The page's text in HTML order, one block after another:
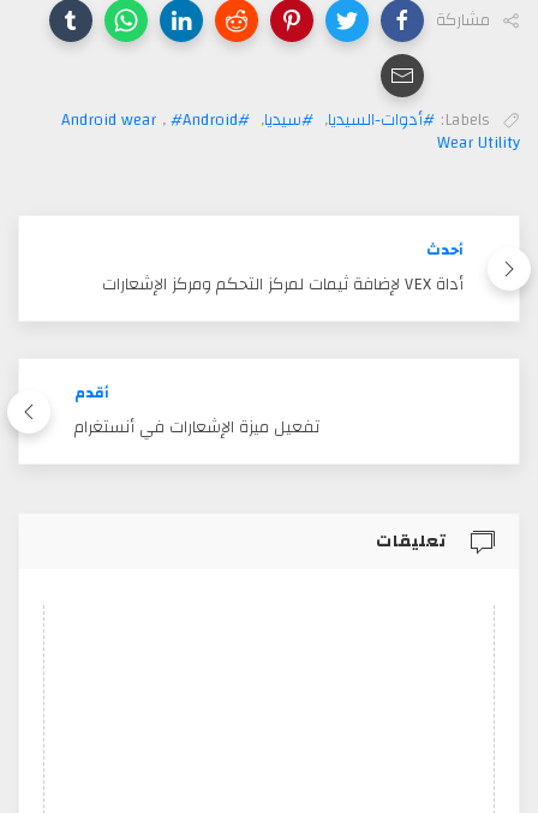
مشاركة
Labels: #أدوات-السيديا, #سيديا,
#Android wear
,#Android
Wear Utility
أحدث
أداة VEX لإضافة ثيمات لمركز التحكم ومركز الإشعارات
أقدم
تفعيل ميزة الإشعارات في أنستغرام
تعليقات